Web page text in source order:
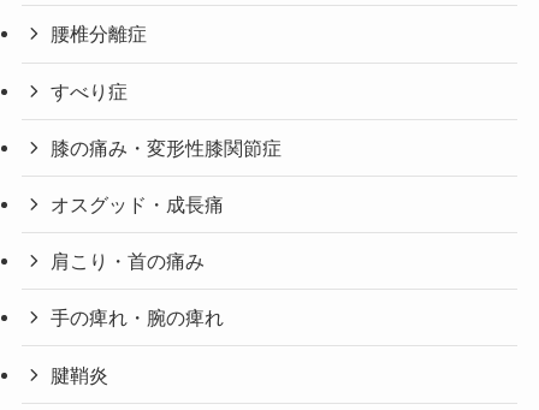
腰椎分離症
すべり症
膝の痛み・変形性膝関節症
オスグッド・成長痛
肩こり・首の痛み
手の痺れ・腕の痺れ
腱鞘炎